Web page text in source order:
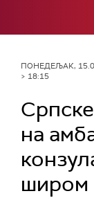
ПОНЕДЕЉАК,
> 18:15
на
широм